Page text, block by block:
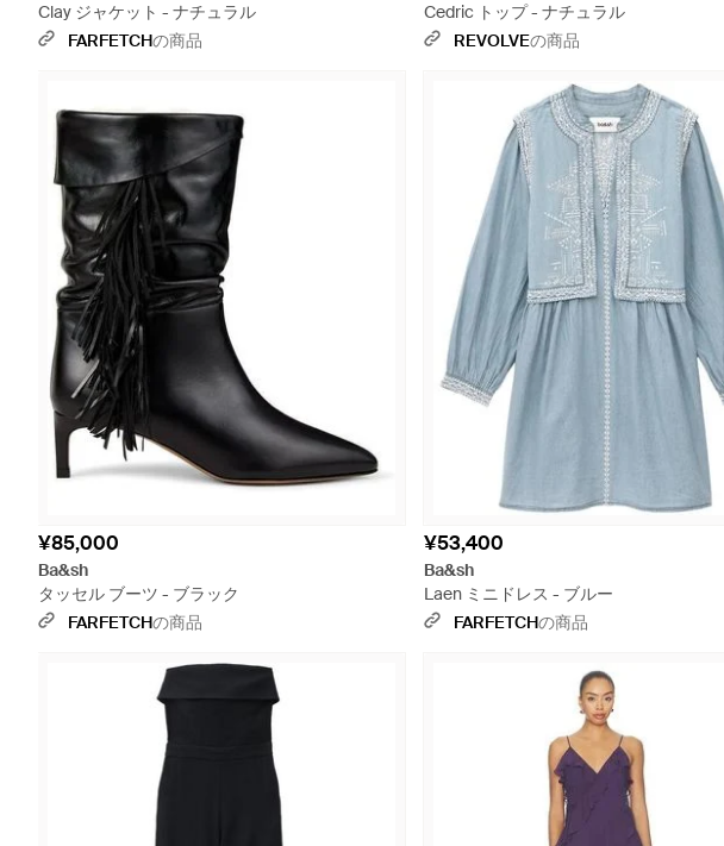
Clay ジャケット - ナチュラル
FARFETCHの商品
Cedric トップ - ナチュラル
REVOLVEの商品
¥85,000
Ba&sh
タッセル ブーツ - ブラック
FARFETCHの商品
¥53,400
Ba&sh
Laen ミニドレス - ブルー
FARFETCHの商品